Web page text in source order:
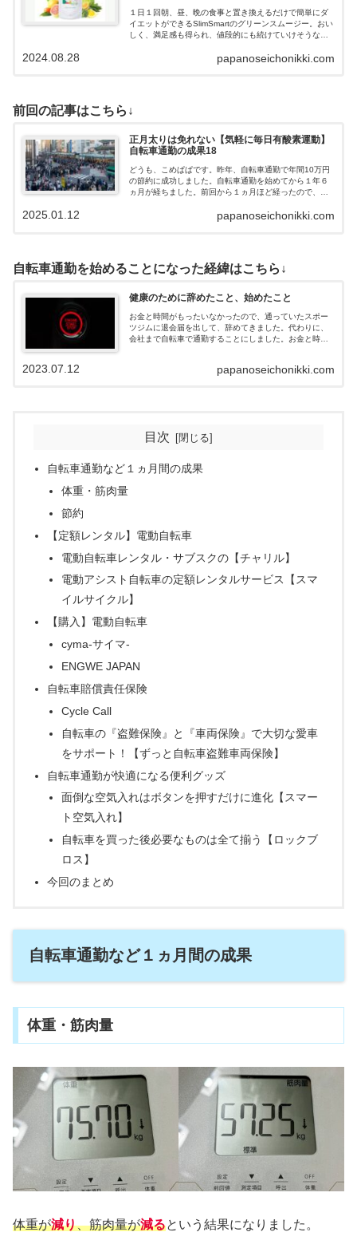
１日１回朝、昼、晩の食事と置き換えるだけで簡単にダ
イエットができるSlimSmartのグリーンスムージー。おい
しく、満足感も得られ、値段的にも続けていけそうなの
papanoseichonikki.com
2024.08.28
前回の記事はこちら↓
正月太りは免れない【気軽に毎日有酸素運動】
自転車通勤の成果18
どうも、こめぱぱです。昨年、自転車通勤で年間10万円
の節約に成功しました。自転車通勤を始めてから１年６
ヵ月が経ちました。前回から１ヵ月ほど経ったので、自
からか、12月はより寒く感じましたね。年末年始は、朝
の自転車・自転車関連用品・保険・ダイエット効果・節
か分からないという方には、レンタルの電動アシスト自
転車という選択肢もありだと思います。
papanoseichonikki.com
2025.01.12
自転車通勤を始めることになった経緯はこちら↓
健康のために辞めたこと、始めたこと
お金と時間がもったいなかったので、通っていたスポー
ツジムに退会届を出して、辞めてきました。代わりに、
会社まで自転車で通勤することにしました。お金と時間
papanoseichonikki.com
2023.07.12
目次
自転車通勤など１ヵ月間の成果
体重・筋肉量
節約
【定額レンタル】電動自転車
電動自転車レンタル・サブスクの【チャリル】
電動アシスト自転車の定額レンタルサービス【スマ
イルサイクル】
【購入】電動自転車
cyma-サイマ-
ENGWE JAPAN
自転車賠償責任保険
Cycle Call
自転車の『盗難保険』と『車両保険』で大切な愛車
をサポート！【ずっと自転車盗難車両保険】
自転車通勤が快適になる便利グッズ
面倒な空気入れはボタンを押すだけに進化【スマー
ト空気入れ】
自転車を買った後必要なものは全て揃う【ロックブ
ロス】
今回のまとめ
自転車通勤など１ヵ月間の成果
体重・筋肉量
体重が減り、筋肉量が減るという結果になりました。